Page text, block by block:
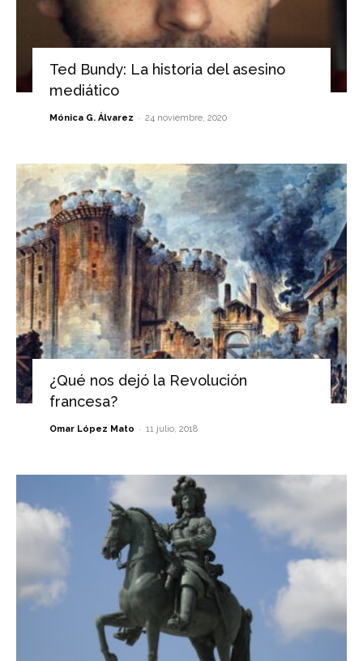
Ted Bundy: La historia del asesino
mediático
Mónica G. Álvarez - 24 noviembre, 2020
¿Qué nos dejó la Revolución
francesa?
Omar López Mato - 11 julio, 2018